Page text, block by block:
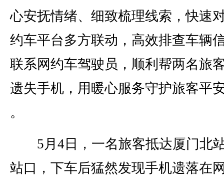
心安抚情绪、细致梳理线索，快速
约车平台多方联动，高效排查车辆
联系网约车驾驶员，顺利帮两名旅
遗失手机，用暖心服务守护旅客平
。
5月4日，一名旅客抵达厦门北
站口，下车后猛然发现手机遗落在